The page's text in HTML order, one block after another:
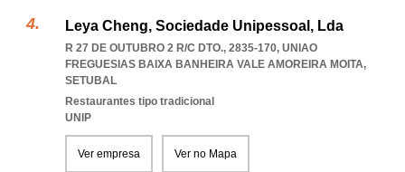
Leya Cheng, Sociedade Unipessoal, Lda
R 27 DE OUTUBRO 2 R/C DTO., 2835-170, UNIAO
FREGUESIAS BAIXA BANHEIRA VALE AMOREIRA MOITA,
SETUBAL
Restaurantes tipo tradicional
UNIP
Ver empresa Ver no Mapa